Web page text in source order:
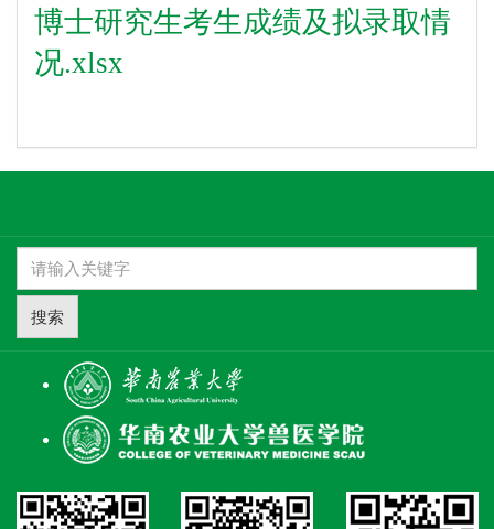
博士研究生考生成绩及拟录取情
况.xlsx
搜索